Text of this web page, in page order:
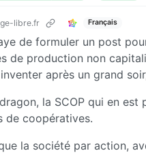
libre.fr Français
de formuler un post
de production non
après un grand
la SCOP qui en
de coopératives.
la société par action,